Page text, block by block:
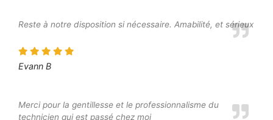
Reste à notre disposition si nécessaire. Amabilité, et sérieux
Evann B
Merci pour la gentillesse et le professionnalisme du
technicien qui est passé chez moi